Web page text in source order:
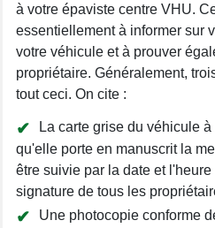
à votre épaviste centre VHU.
essentiellement à informer sur
votre véhicule et à prouver
propriétaire. Généralement,
tout ceci. On cite :
La carte grise du véhicule
qu'elle porte en manuscrit la
être suivie par la date et
signature de tous les
Une photocopie conforme